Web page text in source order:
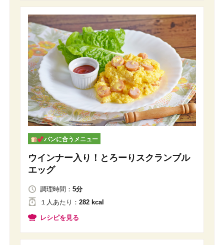
パンに合うメニュー
ウインナー入り！とろーりスクランブル
エッグ
調理時間： 5分
１人あたり ： 282 kcal
レシピを見る